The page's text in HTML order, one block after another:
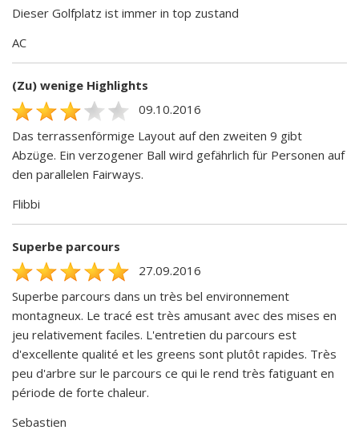
Dieser Golfplatz ist immer in top zustand
AC
(Zu) wenige Highlights
09.10.2016
Das terrassenförmige Layout auf den zweiten 9 gibt
Abzüge. Ein verzogener Ball wird gefährlich für Personen auf
den parallelen Fairways.
Flibbi
Superbe parcours
27.09.2016
Superbe parcours dans un très bel environnement
montagneux. Le tracé est très amusant avec des mises en
jeu relativement faciles. L'entretien du parcours est
d'excellente qualité et les greens sont plutôt rapides. Très
peu d'arbre sur le parcours ce qui le rend très fatiguant en
période de forte chaleur.
Sebastien